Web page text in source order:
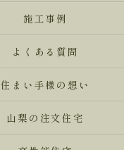
施工事例
よくある質問
住まい手様の想い
山梨の注文住宅